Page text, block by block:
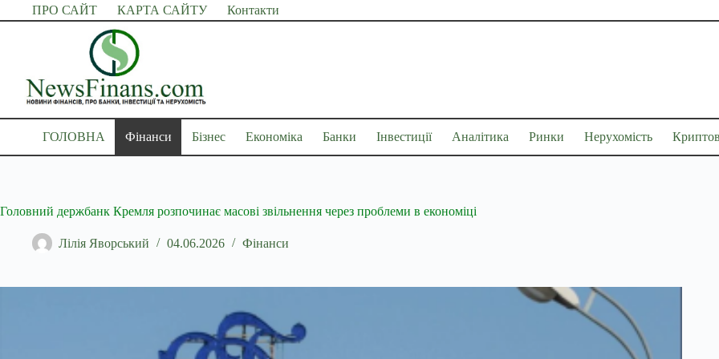
Перейти
до
ПРО САЙТ КАРТА САЙТУ Контакти
ГОЛОВНА Фінанси Бізнес Економіка Банки Інвестиції Аналітика Ринки Нерухомість
Головний держбанк Кремля розпочинає масові звільнення через проблеми в економіці
Лілія Яворський 04.06.2026 Фінанси